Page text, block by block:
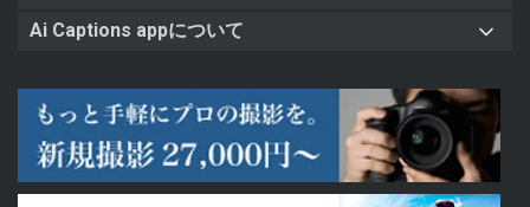
Ai Captions appについて